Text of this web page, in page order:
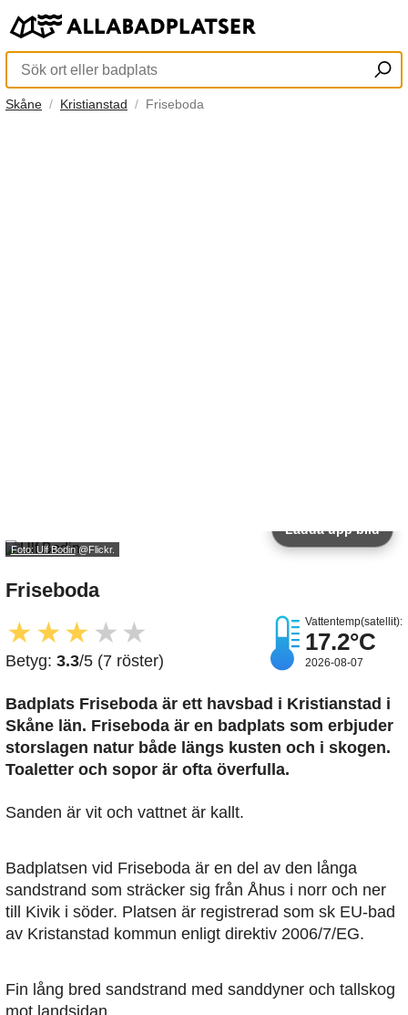
Skåne Kristianstad Friseboda
Foto: Ulf Bodin@Flickr.
Ladda upp bild
Friseboda
★ ★★ ★ ★
Betyg: 3.3/5 (7 röster)
Vattentemp(satellit):
17.2°C
2026-08-07
Badplats Friseboda är ett havsbad i Kristianstad i
Skåne län. Friseboda är en badplats som erbjuder
storslagen natur både längs kusten och i skogen.
Toaletter och sopor är ofta överfulla.
Sanden är vit och vattnet är kallt.
Badplatsen vid Friseboda är en del av den långa
sandstrand som sträcker sig från Åhus i norr och ner
till Kivik i söder. Platsen är registrerad som sk EU-bad
av Kristanstad kommun enligt direktiv 2006/7/EG.
Fin lång bred sandstrand med sanddyner och tallskog